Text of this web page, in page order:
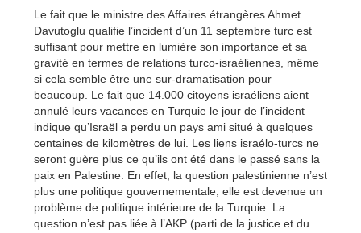
Le fait que le ministre des Affaires étrangères Ahmet
Davutoglu qualifie l’incident d’un 11 septembre turc est
suffisant pour mettre en lumière son importance et sa
gravité en termes de relations turco-israéliennes, même
si cela semble être une sur-dramatisation pour
beaucoup. Le fait que 14.000 citoyens israéliens aient
annulé leurs vacances en Turquie le jour de l’incident
indique qu’Israël a perdu un pays ami situé à quelques
centaines de kilomètres de lui. Les liens israélo-turcs ne
seront guère plus ce qu’ils ont été dans le passé sans la
paix en Palestine. En effet, la question palestinienne n’est
plus une politique gouvernementale, elle est devenue un
problème de politique intérieure de la Turquie. La
question n’est pas liée à l’AKP (parti de la justice et du